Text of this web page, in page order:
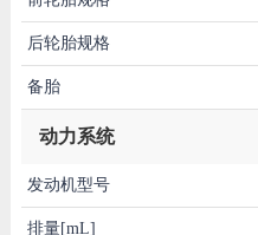
后轮胎规格
备胎
动力系统
发动机型号
排量[mL]